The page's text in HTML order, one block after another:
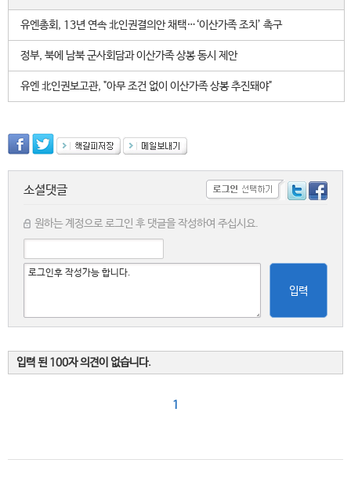
유엔총회, 13년 연속 北인권결의안 채택…‘이산가족 조치’ 촉구
정부, 북에 남북 군사회담과 이산가족 상봉 동시 제안
유엔 北인권보고관, "아무 조건 없이 이산가족 상봉 추진돼야"
소셜댓글
원하는 계정으로 로그인 후 댓글을 작성하여 주십시요.
입력
입력 된 100자 의견이 없습니다.
1